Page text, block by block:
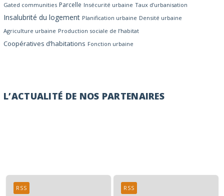
Gated communities Parcelle Insécurité urbaine Taux d’urbanisation
Insalubrité du logement Planification urbaine Densité urbaine
Agriculture urbaine Production sociale de l’habitat
Coopératives d’habitations Fonction urbaine
L’ACTUALITÉ DE NOS PARTENAIRES
RSS RSS